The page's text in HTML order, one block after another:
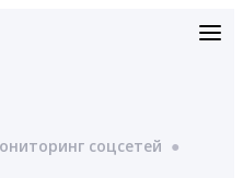
соцсетей ●